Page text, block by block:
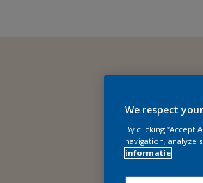
We respect
By clicking “Accept
navigation, analyze
informatie